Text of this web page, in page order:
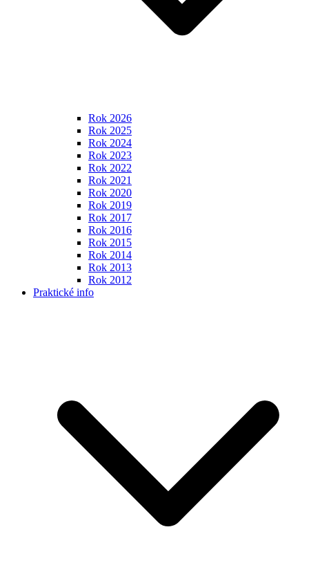
Rok 2026
Rok 2025
Rok 2024
Rok 2023
Rok 2022
Rok 2021
Rok 2020
Rok 2019
Rok 2017
Rok 2016
Rok 2015
Rok 2014
Rok 2013
Rok 2012
Praktické info